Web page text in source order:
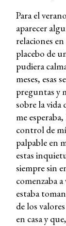
Para el
aparecer
relaciones
placebo de
pudiera
meses, esas
preguntas y
sobre la
me
control de
palpable en
estas
siempre sin
comenzaba
estaba
de los
en casa y